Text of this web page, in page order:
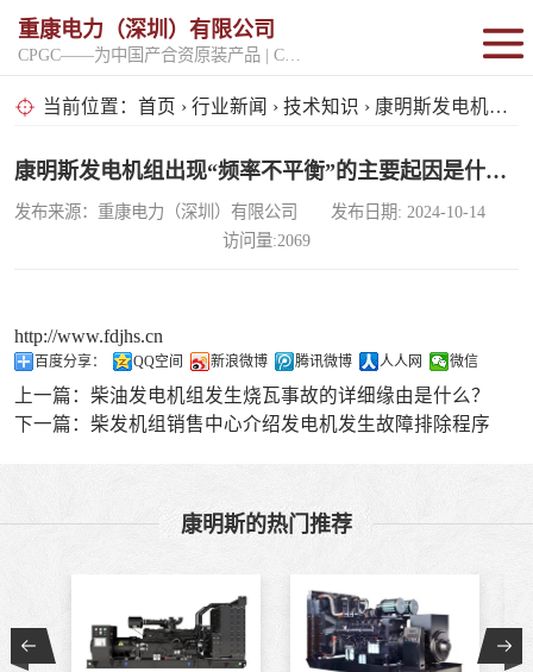
重康电力（深圳）有限公司
当前位置： 首页 › 行业新闻 › 技术知识 › 康明斯发电机组出现“频率不平衡”的主要起因是什么？
康明斯发电机组出现“频率不平衡”的主要起因是什么？
发布来源：重康电力（深圳）有限公司 发布日期: 2024-10-14
访问量:2069
http://www.fdjhs.cn
百度分享： QQ空间 新浪微博 腾讯微博 人人网 微信
上一篇： 柴油发电机组发生烧瓦事故的详细缘由是什么？
下一篇： 柴发机组销售中心介绍发电机发生故障排除程序
康明斯的热门推荐
固定开架式
超静音型
移动电站